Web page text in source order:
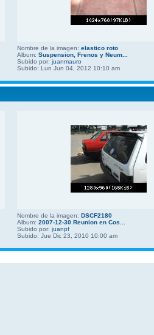
Nombre de la imagen: elastico roto
Album: Suspension, Frenos y Neum...
Subido por: juanmauro
Subido: Lun Jun 04, 2012 10:10 am
Nombre de la imagen: DSCF2180
Album: 2007-12-30 Reunion en Cos...
Subido por: juanpf
Subido: Jue Dic 23, 2010 10:00 am